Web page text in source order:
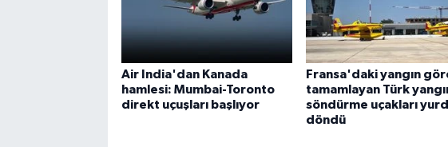
Air India'dan Kanada
hamlesi: Mumbai-Toronto
direkt uçuşları başlıyor
Fransa'daki yangın
tamamlayan Türk
söndürme uçakları
döndü